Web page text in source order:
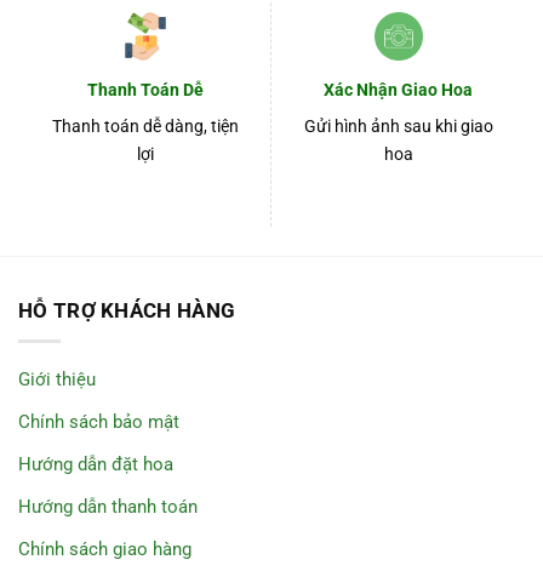
Thanh Toán Dễ
Thanh toán dễ dàng, tiện
lợi
Xác Nhận Giao Hoa
Gửi hình ảnh sau khi giao
hoa
HỖ TRỢ KHÁCH HÀNG
Giới thiệu
Chính sách bảo mật
Hướng dẫn đặt hoa
Hướng dẫn thanh toán
Chính sách giao hàng